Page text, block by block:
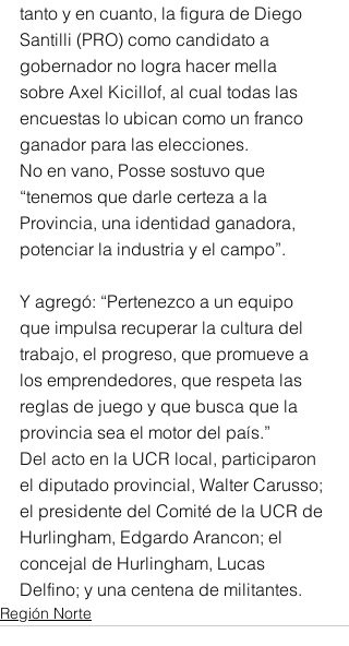
tanto y en cuanto, la figura de Diego
Santilli (PRO) como candidato a
gobernador no logra hacer mella
sobre Axel Kicillof, al cual todas las
encuestas lo ubican como un franco
ganador para las elecciones.
No en vano, Posse sostuvo que
“tenemos que darle certeza a la
Provincia, una identidad ganadora,
potenciar la industria y el campo”.
Y agregó: “Pertenezco a un equipo
que impulsa recuperar la cultura del
trabajo, el progreso, que promueve a
los emprendedores, que respeta las
reglas de juego y que busca que la
provincia sea el motor del país.”
Del acto en la UCR local, participaron
el diputado provincial, Walter Carusso;
el presidente del Comité de la UCR de
Hurlingham, Edgardo Arancon; el
concejal de Hurlingham, Lucas
Delfino; y una centena de militantes.
Región Norte